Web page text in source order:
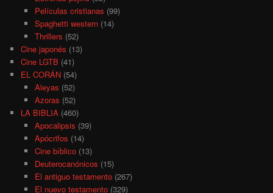
Películas cristianas (99)
Spaghetti western(14)
Thrillers (52)
Cine japonés (13)
Cine LGTB (41)
EL CORÁN (54)
Aleyas (52)
Azoras (52)
LA BIBLIA (460)
Apocalipsis (39)
Apócrifos (14)
Cine bíblico(13)
Deuterocanónicos (15)
El antiguo testamento(267)
El nuevo testamento(329)